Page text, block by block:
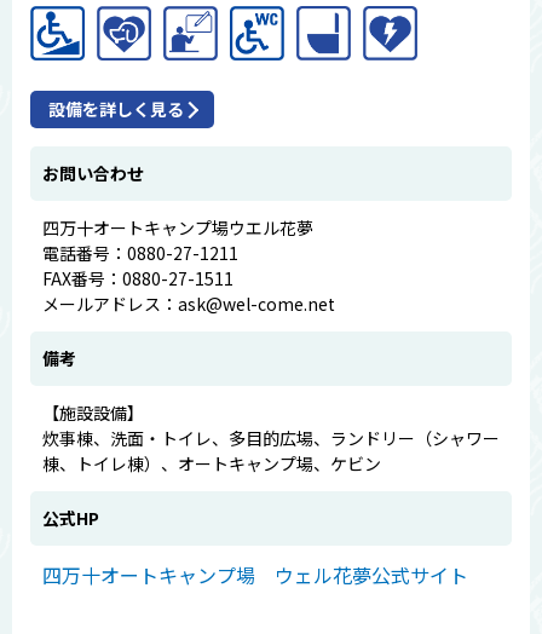
設備を詳しく見る
お問い合わせ
四万十オートキャンプ場ウエル花夢
電話番号：0880-27-1211
FAX番号：0880-27-1511
メールアドレス：ask@wel-come.net
備考
【施設設備】
炊事棟、洗面・トイレ、多目的広場、ランドリー（シャワー
棟、トイレ棟）、オートキャンプ場、ケビン
公式HP
四万十オートキャンプ場 ウェル花夢公式サイト